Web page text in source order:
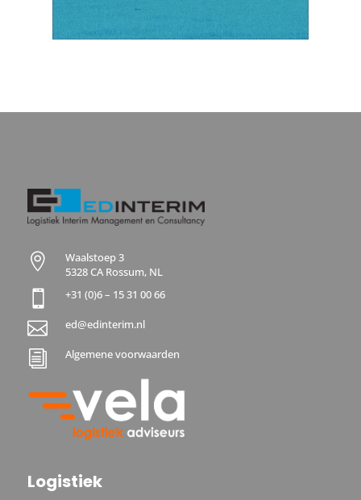

Waalstoep 3
5328 CA Rossum, NL
+31 (0)6 – 15 31 00 66
 ed@edinterim.nl
i Algemene voorwaarden
Logistiek